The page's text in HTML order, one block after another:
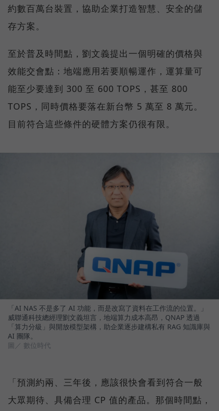
約數百萬台裝置，協助企業打造智慧、安全的儲
存方案。
至於普及時間點，劉文義提出一個明確的價格與
效能交會點：地端應用若要順暢運作，運算量可
能至少要達到 300 至 600 TOPS，甚至 800
TOPS，同時價格要落在新台幣 5 萬至 8 萬元。
目前符合這些條件的硬體方案仍很有限。
「AI NAS 不是多了 AI 功能，而是改寫了資料在工作流的位置。」
威聯通科技總經理劉文義坦言，地端算力成本高昂，QNAP 透過
「算力分級」與開放模型架構，助企業逐步建構私有 RAG 知識庫與
AI 團隊。
圖／ 數位時代
「預測約兩、三年後，應該很快會看到符合一般
大眾期待、具備合理 CP 值的產品。那個時間點，